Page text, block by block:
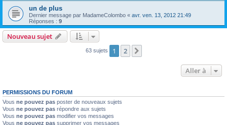
un de plus
Dernier message par MadameColombo « avr. ven. 13, 2012 21:49
Réponses : 9
Nouveau sujet
63 sujets 1 2
Aller à
PERMISSIONS DU FORUM
Vous ne pouvez pas poster de nouveaux sujets
Vous ne pouvez pas répondre aux sujets
Vous ne pouvez pas modifier vos messages
Vous ne pouvez pas supprimer vos messages